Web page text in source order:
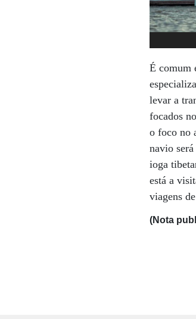
É comum
levar a
focados
o foco no
navio
ioga
está a
viagens
(Nota